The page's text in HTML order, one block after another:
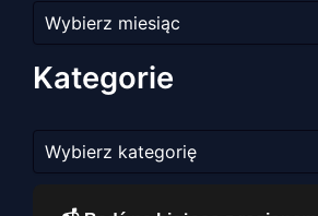
artykułów
Kategorie